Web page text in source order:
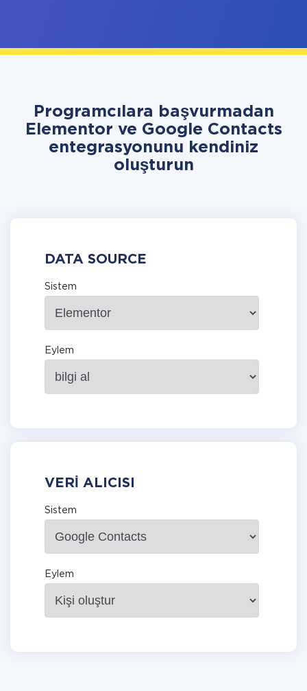
Programcılara başvurmadan
Elementor ve Google Contacts
entegrasyonunu kendiniz
oluşturun
DATA SOURCE
Sistem
Eylem
VERI ALICISI
Sistem
Eylem